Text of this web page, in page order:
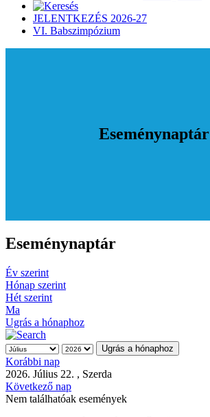
JELENTKEZÉS 2026-27
VI. Babszimpózium
Eseménynaptár
Eseménynaptár
Év szerint
Hónap szerint
Hét szerint
Ma
Ugrás a hónaphoz
Ugrás a hónaphoz
Korábbi nap
2026. Július 22. , Szerda
Következő nap
Nem találhatóak események